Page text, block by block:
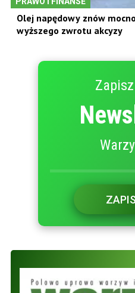
Olej napędowy znów
wyższego zwrotu akcyzy